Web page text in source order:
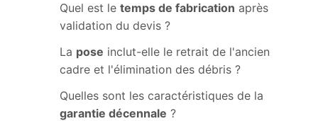
Quel est le temps de fabrication après
validation du devis ?
La pose inclut-elle le retrait de l'ancien
cadre et l'élimination des débris ?
Quelles sont les caractéristiques de la
garantie décennale ?